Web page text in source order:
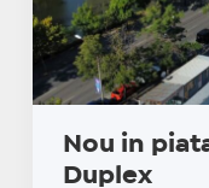
Nou in
Duplex